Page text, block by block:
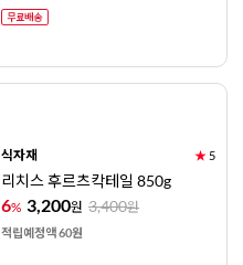
식자재 ★ 5
리치스 후르츠칵테일 850g
6% 3,200원 3,400원
적립예정액 60원